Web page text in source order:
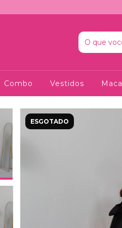
Combo Vestidos
ESGOTADO